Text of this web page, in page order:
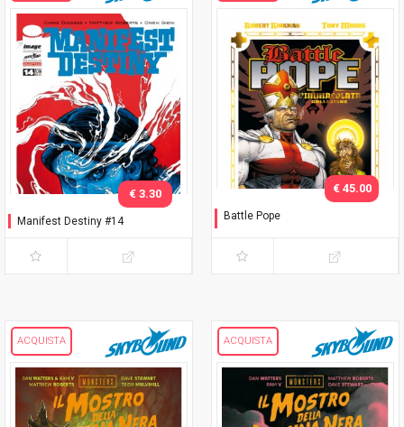
Manifest Destiny #14
€ 3.30
Battle Pope
€ 45.00
ACQUISTA ACQUISTA